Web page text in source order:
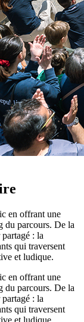
en offrant une
du parcours. De la
: la
qui traversent
et ludique.
en offrant une
du parcours. De la
: la
qui traversent
et ludique.